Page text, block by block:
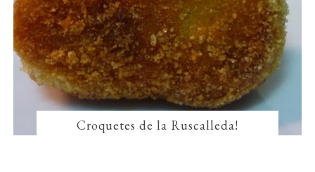
Croquetes de la Ruscalleda!